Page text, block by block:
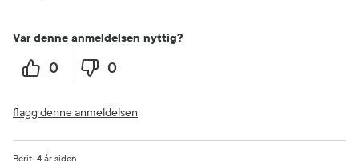
Var denne anmeldelsen nyttig?
0 0
flagg denne anmeldelsen
4 år siden
Berit